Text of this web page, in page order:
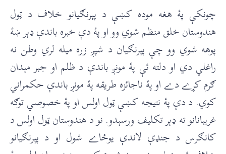
چونکې پۀ هغه موده کښې د پېرنګيانو خلاف د ټول
هندوستان خلق منظم شوي وو او پۀ دې خبره باندې ډېر ښۀ
پوهه شوي وو چې پېرنګيان د شپږ زره ميله لري وطن نه
راغلي دي او دلته ئې پۀ مونږ باندې د ظلم او جبر مېدان
ګرم کړے دے او پۀ ناجائزه طريقه پۀ مونږ باندې حکمراني
کوي. د دې پۀ نتيجه کښې ټول اولس او پۀ خصوصي توګه
غريبانانو ته ډېر تکليف ورسېدو. نو د هندوستان ټول اولس د
کانګرس د جنډې لاندې يوځاے شول او د پېرنګيانو